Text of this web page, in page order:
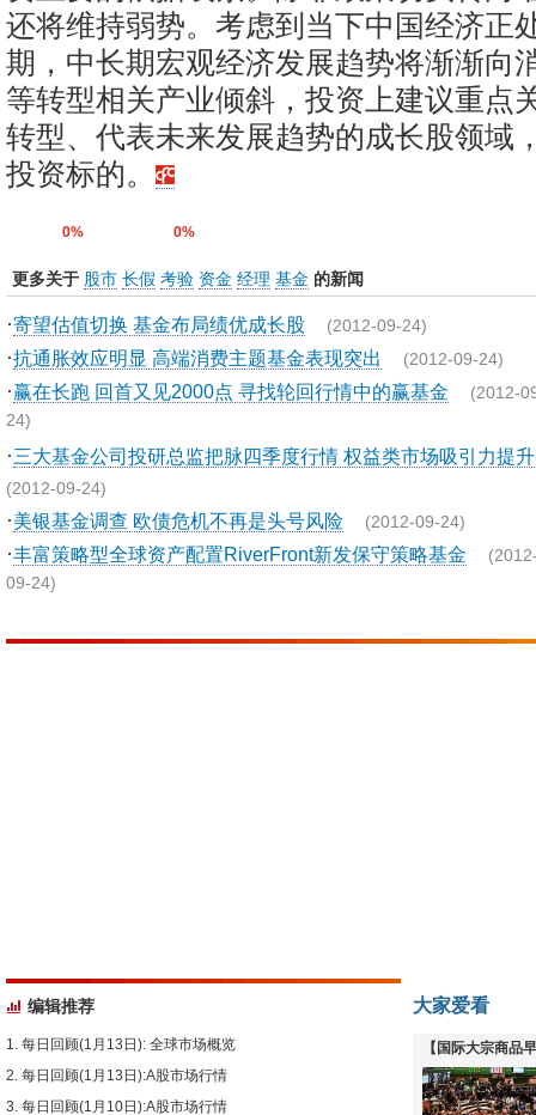
还将维持弱势。考虑到当下中国经济正
期，中长期宏观经济发展趋势将渐渐向
等转型相关产业倾斜，投资上建议重点
转型、代表未来发展趋势的成长股领域
投资标的。
0% 0%
更多关于 股市 长假 考验 资金 经理 基金 的新闻
·寄望估值切换 基金布局绩优成长股 (2012-09-24)
·抗通胀效应明显 高端消费主题基金表现突出 (2012-09-24)
·赢在长跑 回首又见2000点 寻找轮回行情中的赢基金 (2012-
24)
·三大基金公司投研总监把脉四季度行情 权益类市场吸引力提升
(2012-09-24)
·美银基金调查 欧债危机不再是头号风险 (2012-09-24)
·丰富策略型全球资产配置RiverFront新发保守策略基金
09-24)
编辑推荐
每日回顾(1月13日): 全球市场概览
每日回顾(1月13日):A股市场行情
每日回顾(1月10日):A股市场行情
大家爱看
【国际大宗商品
下跌